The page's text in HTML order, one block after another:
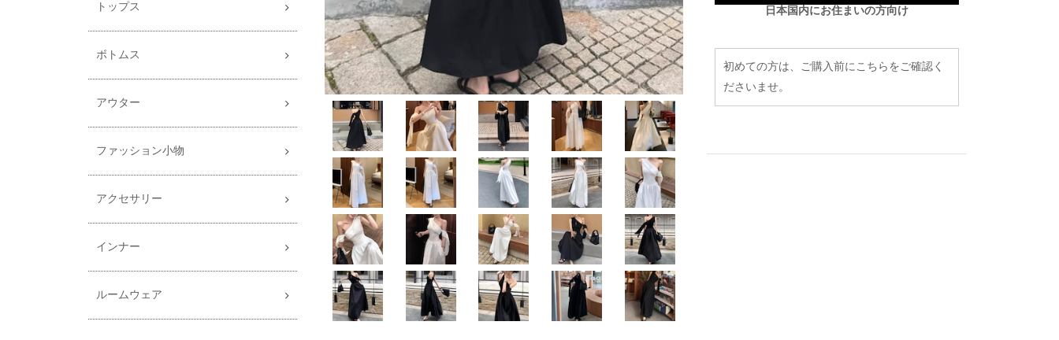
日本国内にお住まいの方向け
初めての方は、ご購入前にこちらをご確認く
ださいませ。
トップス
ボトムス
アウター
ファッション小物
アクセサリー
インナー
ルームウェア